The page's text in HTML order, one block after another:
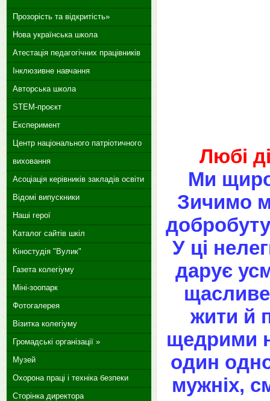
Любі
Ми
Зичимо
У ці
дарує
жити й
щедрими
один
мужніх,
Прозорість та відкритість»
Нова українська школа
Атестація педагогічних працівників
Інклюзивне навчання
Авторська школа
STEM-проєкт
Експеримент
Центр національного патріотичного
виховання
Асоціація керівників закладів освіти
Відомі випускники
Наші герої
Каталог сайтів шкіл
Кіностудія "Вулик"
Газета колегіуму
Міні-зоопарк
Фотогалерея
Візитка колегіуму
Громадські організації »
Музей
Охорона праці і техніка безпеки
Сторінка директора